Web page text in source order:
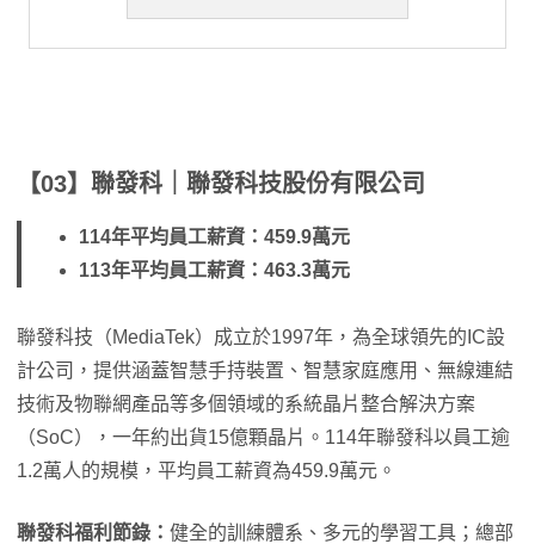
【03】聯發科｜聯發科技股份有限公司
114年平均員工薪資：459.9萬元
113年平均員工薪資：463.3萬元
聯發科技（MediaTek）成立於1997年，為全球領先的IC設
計公司，提供涵蓋智慧手持裝置、智慧家庭應用、無線連結
技術及物聯網產品等多個領域的系統晶片整合解決方案
（SoC），一年約出貨15億顆晶片。114年聯發科以員工逾
1.2萬人的規模，平均員工薪資為459.9萬元。
聯發科福利節錄： 健全的訓練體系、多元的學習工具；總部